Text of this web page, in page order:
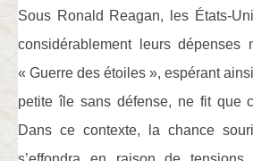
Sous Ronald Reagan, les États-
considérablement leurs
« Guerre des étoiles », espérant
petite île sans défense, ne fit que
Dans ce contexte, la chance